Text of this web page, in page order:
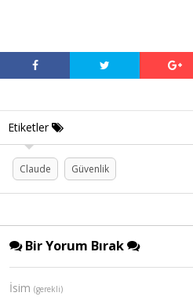
Etiketler
Claude Güvenlik
Bir Yorum Bırak
İsim (gerekli)